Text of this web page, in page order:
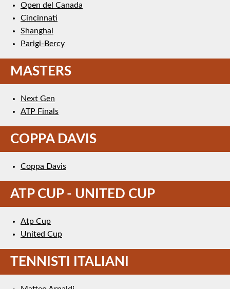
Open del Canada
Cincinnati
Shanghai
Parigi-Bercy
MASTERS
Next Gen
ATP Finals
COPPA DAVIS
Coppa Davis
ATP CUP - UNITED CUP
Atp Cup
United Cup
TENNISTI ITALIANI